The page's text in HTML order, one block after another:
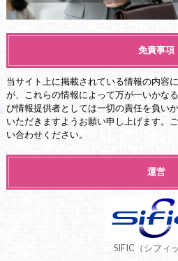
免責事項
当サイト上に掲載されている情報の内容
が、これらの情報によって万が一いかな
び情報提供者としては一切の責任を負い
いただきますようお願い申し上げます。
い合わせください。
運営
SIFIC（シフィ